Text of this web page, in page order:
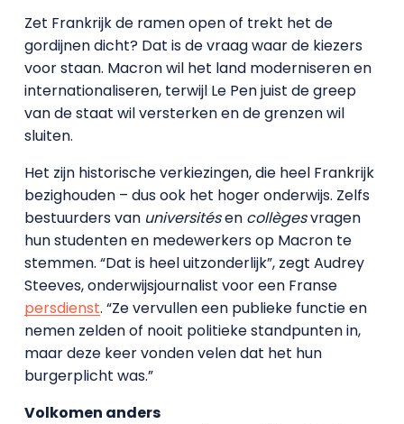
Zet Frankrijk de ramen open of trekt het de
gordijnen dicht? Dat is de vraag waar de kiezers
voor staan. Macron wil het land moderniseren en
internationaliseren, terwijl Le Pen juist de greep
van de staat wil versterken en de grenzen wil
sluiten.
Het zijn historische verkiezingen, die heel Frankrijk
bezighouden – dus ook het hoger onderwijs. Zelfs
bestuurders van universitésen collègesvragen
hun studenten en medewerkers op Macron te
stemmen. “Dat is heel uitzonderlijk”, zegt Audrey
Steeves, onderwijsjournalist voor een Franse
persdienst. “Ze vervullen een publieke functie en
nemen zelden of nooit politieke standpunten in,
maar deze keer vonden velen dat het hun
burgerplicht was.”
Volkomen anders